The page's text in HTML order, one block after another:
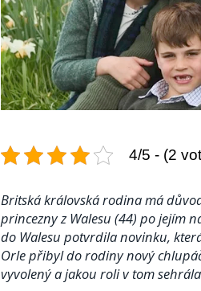
4/5 - (2
Britská královská rodina má
princezny z Walesu (44) po jejím
do Walesu potvrdila novinku,
Orle přibyl do rodiny nový
vyvolený a jakou roli v tom